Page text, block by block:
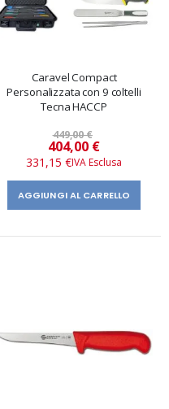
Caravel Compact
Personalizzata con 9 coltelli
Tecna HACCP
449,00 €
Prezzo
speciale
404,00 €
331,15 €
AGGIUNGI AL CARRELLO